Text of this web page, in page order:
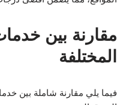
مقارنة بين
المختلفة
فيما يلي مقارنة شاملة بين